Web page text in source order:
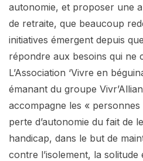
autonomie, et proposer une
de retraite, que beaucoup
initiatives émergent depuis
répondre aux besoins qui ne
L’Association ‘Vivre en
émanant du groupe
accompagne les «
perte d’autonomie du fait de
handicap, dans le but de
contre l’isolement, la